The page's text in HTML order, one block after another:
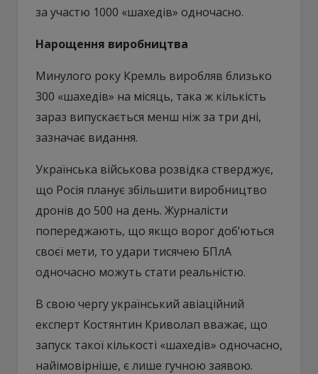
за участю 1000 «шахедів» одночасно.
Нарощення виробництва
Минулого року Кремль виробляв близько
300 «шахедів» на місяць, така ж кількість
зараз випускається менш ніж за три дні,
зазначає видання.
Українська військова розвідка стверджує,
що Росія планує збільшити виробництво
дронів до 500 на день. Журналісти
попереджають, що якщо ворог доб’ються
своєї мети, то удари тисячею БПлА
одночасно можуть стати реальністю.
В свою чергу український авіаційний
експерт Костянтин Криволап вважає, що
запуск такої кількості «шахедів» одночасно,
найімовірніше, є лише гучною заявою.